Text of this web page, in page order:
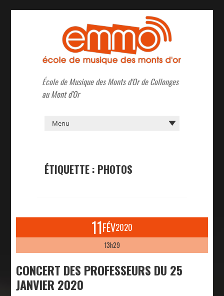
École de Musique des Monts d'Or de Collonges
au Mont d'Or
ÉTIQUETTE : PHOTOS
11FÉV2020
13h29
CONCERT DES PROFESSEURS DU 25
JANVIER 2020